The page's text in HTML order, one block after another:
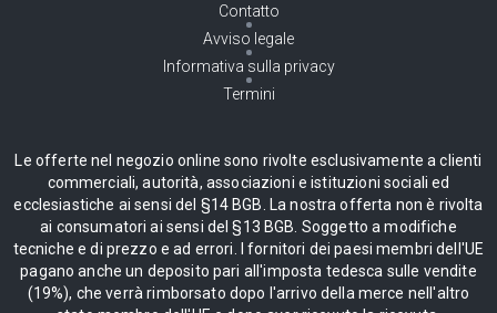
Contatto
Avviso legale
Informativa sulla privacy
Termini
Le offerte nel negozio online sono rivolte esclusivamente a clienti
commerciali, autorità, associazioni e istituzioni sociali ed
ecclesiastiche ai sensi del §14 BGB. La nostra offerta non è rivolta
ai consumatori ai sensi del §13 BGB. Soggetto a modifiche
tecniche e di prezzo e ad errori. I fornitori dei paesi membri dell'UE
pagano anche un deposito pari all'imposta tedesca sulle vendite
(19%), che verrà rimborsato dopo l'arrivo della merce nell'altro